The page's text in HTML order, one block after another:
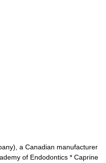
a Canadian manufacturer
of Endodontics * Caprine